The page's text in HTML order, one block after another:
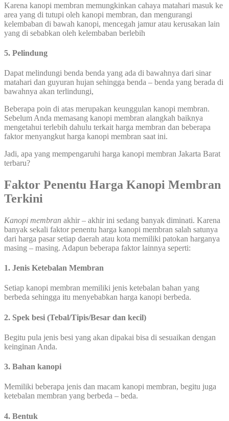
Karena kanopi membran memungkinkan cahaya matahari masuk ke
area yang di tutupi oleh kanopi membran, dan mengurangi
kelembaban di bawah kanopi, mencegah jamur atau kerusakan lain
yang di sebabkan oleh kelembaban berlebih
5. Pelindung
Dapat melindungi benda benda yang ada di bawahnya dari sinar
matahari dan guyuran hujan sehingga benda – benda yang berada di
bawahnya akan terlindungi,
Beberapa poin di atas merupakan keunggulan kanopi membran.
Sebelum Anda memasang kanopi membran alangkah baiknya
mengetahui terlebih dahulu terkait harga membran dan beberapa
faktor menyangkut harga kanopi membran saat ini.
Jadi, apa yang mempengaruhi harga kanopi membran Jakarta Barat
terbaru?
Faktor Penentu Harga Kanopi Membran
Terkini
Kanopi membran akhir – akhir ini sedang banyak diminati. Karena
banyak sekali faktor penentu harga kanopi membran salah satunya
dari harga pasar setiap daerah atau kota memiliki patokan harganya
masing – masing. Adapun beberapa faktor lainnya seperti:
1. Jenis Ketebalan Membran
Setiap kanopi membran memiliki jenis ketebalan bahan yang
berbeda sehingga itu menyebabkan harga kanopi berbeda.
2. Spek besi (Tebal/Tipis/Besar dan kecil)
Begitu pula jenis besi yang akan dipakai bisa di sesuaikan dengan
keinginan Anda.
3. Bahan kanopi
Memiliki beberapa jenis dan macam kanopi membran, begitu juga
ketebalan membran yang berbeda – beda.
4. Bentuk